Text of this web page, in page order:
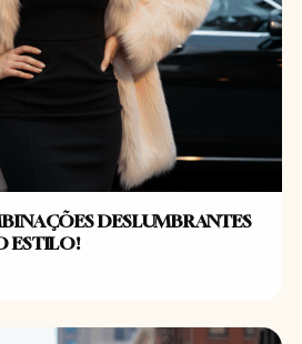
DESLUMBRANTES
ESTILO!